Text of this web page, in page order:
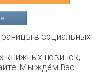
в социальных
книжных новинок,
Мы ждём Вас!